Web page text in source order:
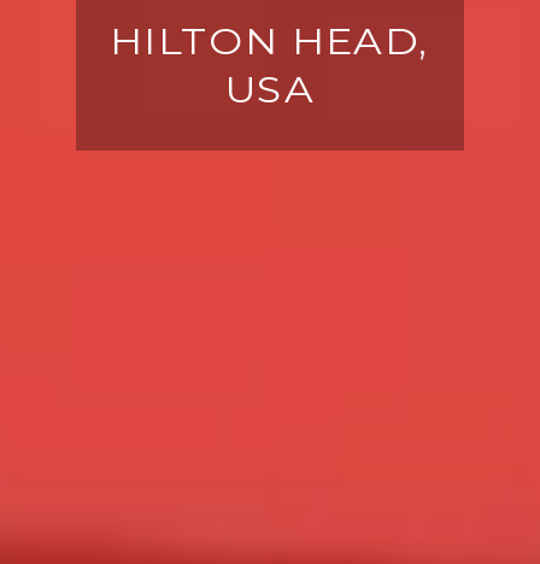
HILTON HEAD,
USA